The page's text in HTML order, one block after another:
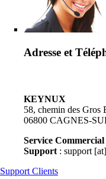
Adresse et
KEYNUX
58, chemin des Gros
06800 CAGNES-
Service Commercial
Support : support
Support Clients